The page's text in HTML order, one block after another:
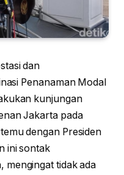
dan
Penanaman Modal
kunjungan
Jakarta pada
dengan Presiden
ini sontak
mengingat tidak ada